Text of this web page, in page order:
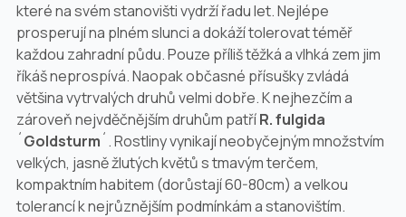
které na svém stanovišti vydrží řadu let. Nejlépe
prosperují na plném slunci a dokáží tolerovat téměř
každou zahradní půdu. Pouze příliš těžká a vlhká zem jim
říkáš neprospívá. Naopak občasné přísušky zvládá
většina vytrvalých druhů velmi dobře. K nejhezčím a
zároveň nejvděčnějším druhům patříR. fulgida
´Goldsturm´. Rostliny vynikají neobyčejným množstvím
velkých, jasně žlutých květů s tmavým terčem,
kompaktním habitem (dorůstají 60-80cm) a velkou
tolerancí k nejrůznějším podmínkám a stanovištím.